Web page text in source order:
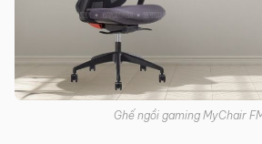
Ghế ngồi gaming MyChair